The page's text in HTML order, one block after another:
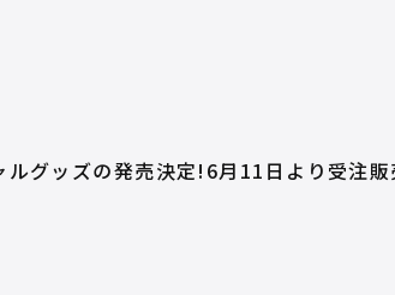
ルグッズの発売決定!6月11日より受注